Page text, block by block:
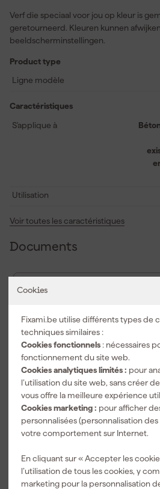
Cookies
Fixami.be utilise différents types de
techniques similaires :
Cookies fonctionnels : nécessaires
fonctionnement du site web.
Cookies analytiques limités : pour
l’utilisation du site web, sans créer
vous offre la meilleure expérience
Cookies marketing : pour afficher
personnalisées (personnalisation
votre comportement sur Internet.
En cliquant sur « Accepter les
l’utilisation de tous les cookies, y
marketing pour la personnalisation
Verf die speciaal voor jou op kleur is
geretourneerd. Kleuren kunnen
beeldscherminstellingen.
Product type
Ligne modèle
Caractéristiques
S'applique à
Utilisation
Voir toutes les caractéristiques
Documents
Accessoires